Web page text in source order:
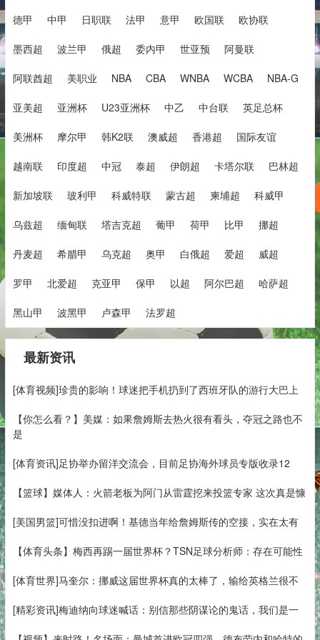
德甲 中甲 日职联 法甲 意甲 欧国联 欧协联
墨西超 波兰甲 俄超 委内甲 世亚预 阿曼联
阿联酋超 美职业 NBA CBA WNBA WCBA NBA-G
亚美超 亚洲杯 U23亚洲杯 中乙 中台联 英足总杯
美洲杯 摩尔甲 韩K2联 澳威超 香港超 国际友谊
越南联 印度超 中冠 泰超 伊朗超 卡塔尔联 巴林超
新加坡联 玻利甲 科威特联 蒙古超 柬埔超 科威甲
乌兹超 缅甸联 塔吉克超 葡甲 荷甲 比甲 挪超
丹麦超 希腊甲 乌克超 奥甲 白俄超 爱超 威超
罗甲 北爱超 克亚甲 保甲 以超 阿尔巴超 哈萨超
黑山甲 波黑甲 卢森甲 法罗超
最新资讯
[体育视频]珍贵的影响！球迷把手机扔到了西班牙队的游行大巴上
【你怎么看？】美媒：如果詹姆斯去热火很有看头，夺冠之路也不
是
[体育资讯]足协举办留洋交流会，目前足协海外球员专版收录12
【篮球】媒体人：火箭老板为阿门从雷霆挖来投篮专家 这次真是慷
[美国男篮]可惜没扣进啊！基德当年给詹姆斯传的空接，实在太有
【体育头条】梅西再踢一届世界杯？TSN足球分析师：存在可能性
[体育世界]马奎尔：挪威这届世界杯真的太棒了，输给英格兰很不
[精彩资讯]梅迪纳向球迷喊话：别信那些阴谋论的鬼话，我们是一